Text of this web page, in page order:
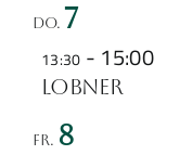
Do. 7
13:30 - 15:00
Lobner
Fr. 8